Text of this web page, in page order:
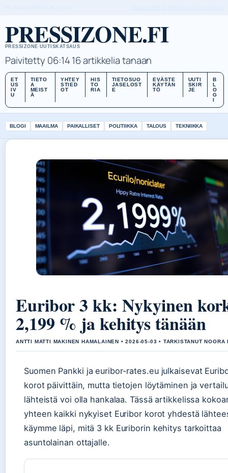
PRESSIZONE.FI
PRESSIZONE UUTISKATSAUS
Paivitetty 06:1416 artikkelia tanaan
ET
US
IV
U
TIETO
A
MEIST
Ä
YHTEY
STIED
OT
HIS
TO
RIA
TIETOSUO
JASELOST
E
EVÄSTE
KÄYTÄN
TÖ
UUTI
SKIR
JE
B
L
O
G
I
BLOGI MAAILMA PAIKALLISET POLITIIKKA TALOUS TEKNIIKKA
Euribor 3 kk: Nykyinen
2,199 % ja kehitys tänään
ANTTI MATTI MAKINEN HAMALAINEN • 2026-05-03 • TARKISTANUT NOORA
Suomen Pankki ja euribor-rates.eu julkaisevat
korot päivittäin, mutta tietojen löytäminen ja
lähteistä voi olla hankalaa. Tässä artikkelissa
yhteen kaikki nykyiset Euribor korot yhdestä
käymme läpi, mitä 3 kk Euriborin kehitys tarkoittaa
asuntolainan ottajalle.